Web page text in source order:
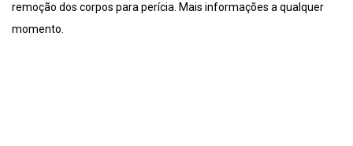
remoção dos corpos para perícia. Mais informações a qualquer
momento.